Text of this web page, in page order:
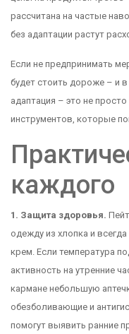
рассчитана на частые
без адаптации растут
Если не предпринимать
будет стоить дороже – и
адаптация – это не
инструментов, которые
каждого
1. Защита здоровья.
одежду из хлопка и
крем. Если температура
активность на утренние
кармане небольшую
обезболивающие и
помогут выявить ранние